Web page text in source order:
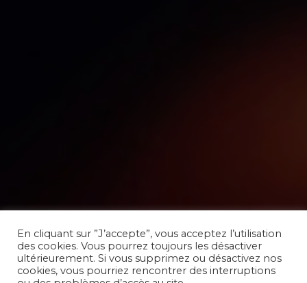
En cliquant sur ”J’accepte”, vous acceptez l’utilisation
des cookies. Vous pourrez toujours les désactiver
ultérieurement. Si vous supprimez ou désactivez nos
cookies, vous pourriez rencontrer des interruptions